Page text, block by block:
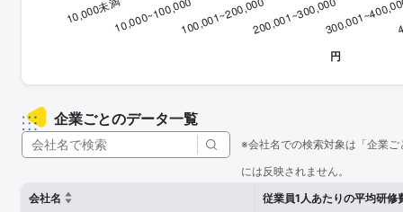
企業ごとのデータ一覧
※会社名での検索対象は「企業
には反映されません。
会社名
従業員1人あたりの平均研修